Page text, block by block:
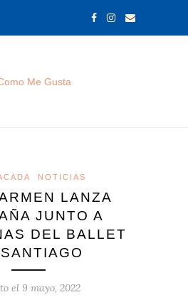
NOTICIAS
LANZA
JUNTO A
DEL BALLET
el 9 mayo, 2022